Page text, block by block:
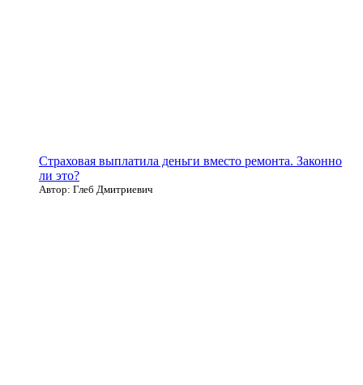
Страховая выплатила деньги вместо ремонта. Законно
ли это?
Автор: Глеб Дмитриевич